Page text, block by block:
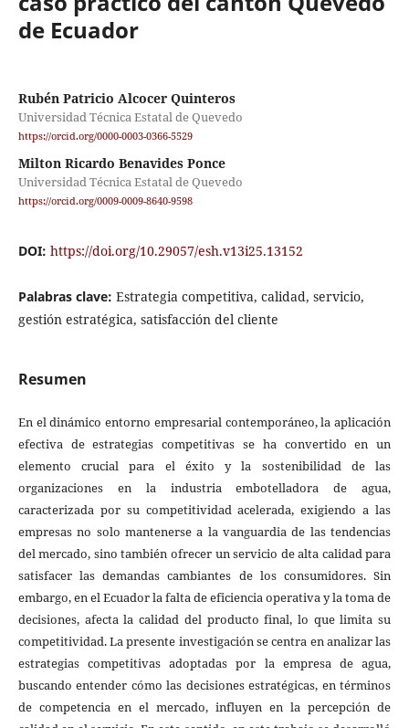
de Ecuador
Rubén Patricio Alcocer Quinteros
Universidad Técnica Estatal de Quevedo
https://orcid.org/0000-0003-0366-5529
Milton Ricardo Benavides Ponce
Universidad Técnica Estatal de Quevedo
https://orcid.org/0009-0009-8640-9598
DOI: https://doi.org/10.29057/esh.v13i25.13152
Palabras clave: Estrategia competitiva, calidad, servicio,
gestión estratégica, satisfacción del cliente
Resumen
En el dinámico entorno empresarial contemporáneo, la aplicación
efectiva de estrategias competitivas se ha convertido en un
elemento crucial para el éxito y la sostenibilidad de las
organizaciones en la industria embotelladora de agua,
caracterizada por su competitividad acelerada, exigiendo a las
empresas no solo mantenerse a la vanguardia de las tendencias
del mercado, sino también ofrecer un servicio de alta calidad para
satisfacer las demandas cambiantes de los consumidores. Sin
embargo, en el Ecuador la falta de eficiencia operativa y la toma de
decisiones, afecta la calidad del producto final, lo que limita su
competitividad. La presente investigación se centra en analizar las
estrategias competitivas adoptadas por la empresa de agua,
buscando entender cómo las decisiones estratégicas, en términos
de competencia en el mercado, influyen en la percepción de